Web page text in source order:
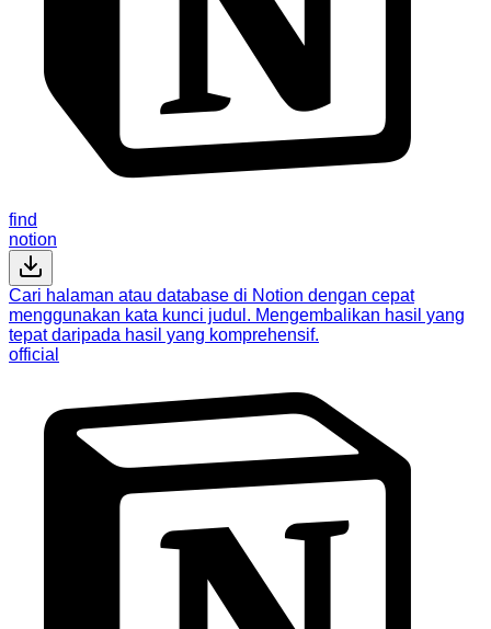
find
notion
Cari halaman atau database di Notion dengan cepat
menggunakan kata kunci judul. Mengembalikan hasil yang
tepat daripada hasil yang komprehensif.
official